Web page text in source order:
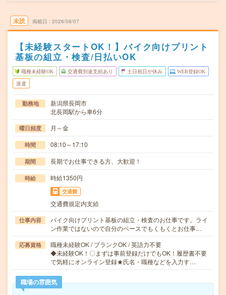
未読 掲載日 2026/08/07
【未経験スタートOK！】バイク向けプリント
基板の組立・検査/日払いOK
職種未経験OK 交通費別途支給あり 土日祝日が休み WEB登録OK
派遣
勤務地
新潟県長岡市
北長岡駅から車6分
曜日頻度 月～金
時間 08:10～17:10
期間 長期でお仕事できる方、大歓迎！
時給 時給1350円
交通費
交通費規定内支給
仕事内容
バイク向けプリント基板の組立・検査のお仕事です。ライ
ン作業ではないので自分のペースでもくもくとお仕事…
応募資格
職種未経験OK / ブランクOK / 英語力不要
◆未経験OK！〇まずは事前登録だけでもOK！履歴書不要
で気軽にオンライン登録★氏名・職種などを入力す…
職場の雰囲気